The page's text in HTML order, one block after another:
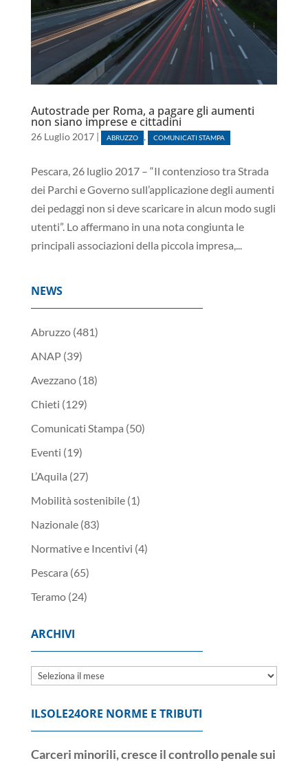
Autostrade per Roma, a pagare gli aumenti
non siano imprese e cittadini
26 Luglio 2017| ABRUZZO , COMUNICATI STAMPA
Pescara, 26 luglio 2017 – “Il contenzioso tra Strada
dei Parchi e Governo sull’applicazione degli aumenti
dei pedaggi non si deve scaricare in alcun modo sugli
utenti”. Lo affermano in una nota congiunta le
principali associazioni della piccola impresa,...
NEWS
Abruzzo(481)
ANAP(39)
Avezzano(18)
Chieti (129)
Comunicati Stampa (50)
Eventi (19)
L’Aquila (27)
Mobilità sostenibile(1)
Nazionale(83)
Normative e Incentivi (4)
Pescara (65)
Teramo(24)
ARCHIVI
Archivi
ILSOLE24ORE NORME E TRIBUTI
Carceri minorili, cresce il controllo penale sui